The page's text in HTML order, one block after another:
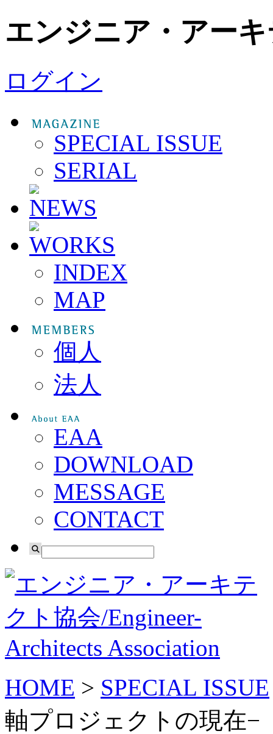
エンジニア・アー
ログイン
SPECIAL ISSUE
SERIAL
INDEX
MAP
個人
法人
EAA
DOWNLOAD
MESSAGE
CONTACT
HOME > SPECIAL ISSUE
軸プロジェクトの現在−